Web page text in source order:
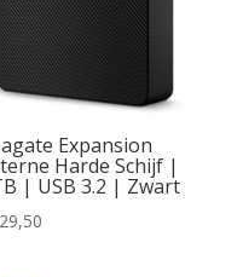
Expansion
Harde Schijf |
| USB 3.2 | Zwart